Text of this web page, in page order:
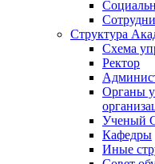
Структура
Схема
Ректор
Органы
Ученый
Кафедры
Иные